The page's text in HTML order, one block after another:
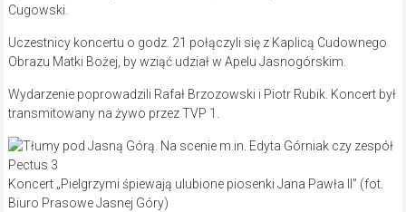
Cugowski.
Uczestnicy koncertu o godz. 21 połączyli się z Kaplicą Cudownego
Obrazu Matki Bożej, by wziąć udział w Apelu Jasnogórskim.
Wydarzenie poprowadzili Rafał Brzozowski i Piotr Rubik. Koncert był
transmitowany na żywo przez TVP 1.
Koncert „Pielgrzymi śpiewają ulubione piosenki Jana Pawła II” (fot.
Biuro Prasowe Jasnej Góry)